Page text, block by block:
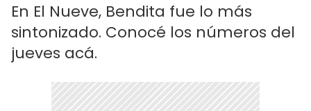
En El Nueve, Bendita fue lo más
sintonizado. Conocé los números del
jueves acá.